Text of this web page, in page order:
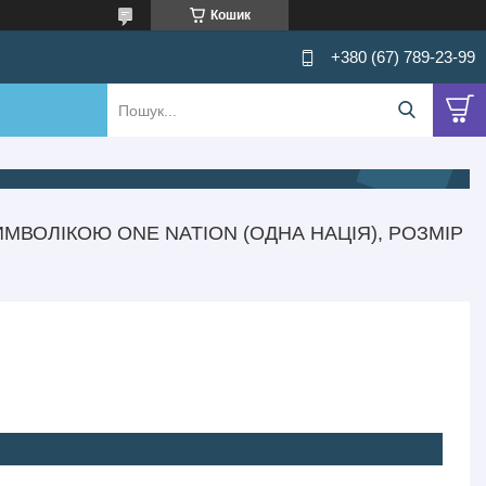
Кошик
+380 (67) 789-23-99
ONE NATION (ОДНА НАЦІЯ), РОЗМІР